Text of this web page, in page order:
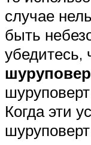
случае
быть
убедитесь,
Когда эти